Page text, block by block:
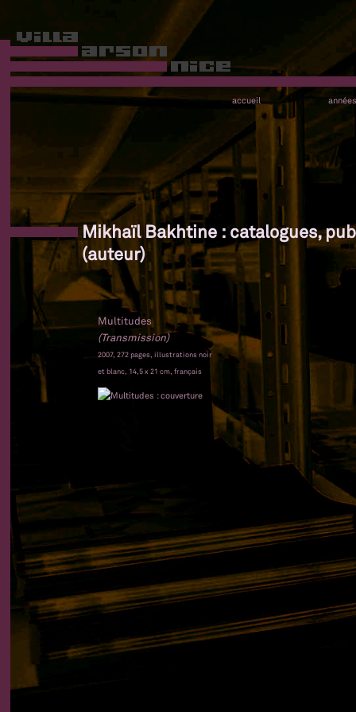
accueil années
Mikhaïl Bakhtine : catalogues,
(auteur)
Multitudes
(Transmission)
2007, 272 pages, illustrations noir
et blanc, 14,5 x 21 cm, français